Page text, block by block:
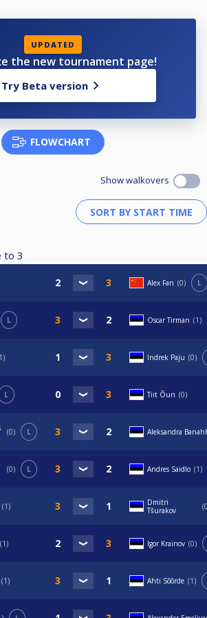
UPDATED
the new tournament page!
Try Beta version
FLOWCHART
Show walkovers
to 3
Alex Fan 0 L
L Oscar Tirman 1
1 Indrek Paju 0
L Tiit Õun 0
0 L Aleksandra
0 L Andres Saidlo 1
1
Dmitri
Tšurakov
1 Igor Krainov 0
1 Ahti Sõõrde 1